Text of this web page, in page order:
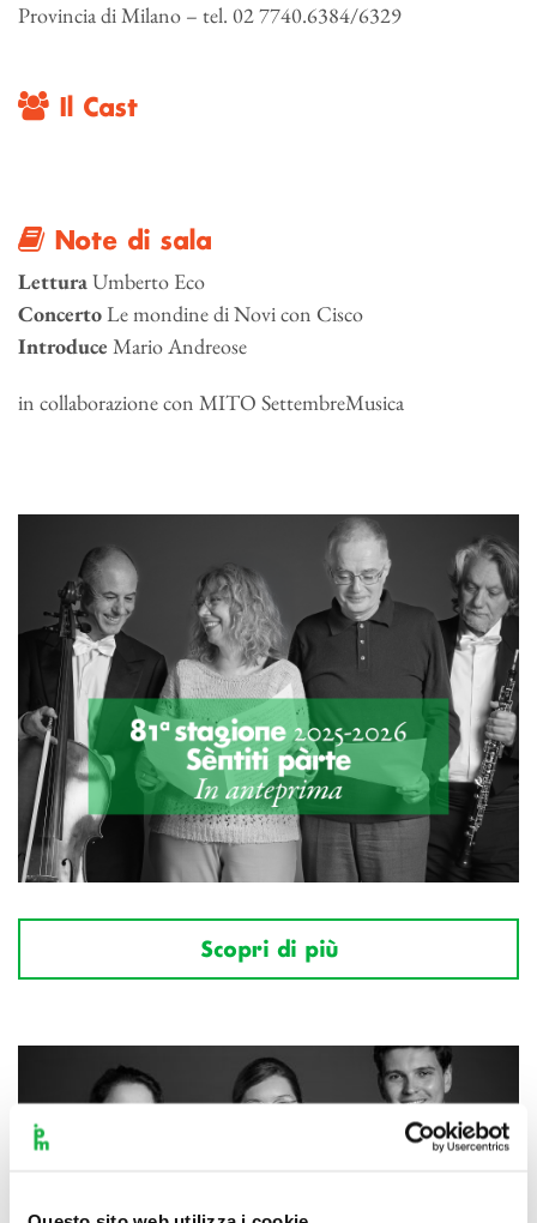
Provincia di Milano – tel. 02 7740.6384/6329
Il Cast
Note di sala
LetturaUmberto Eco
ConcertoLe mondine di Novi con Cisco
Introduce Mario Andreose
in collaborazione con MITO SettembreMusica
Scopri di più